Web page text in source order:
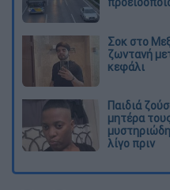
Σοκ στο
ζωντανή
κεφάλι
Παιδιά
μητέρα
λίγο πριν